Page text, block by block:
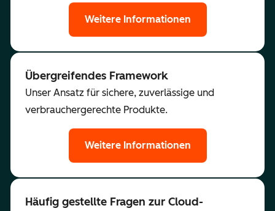
Weitere Informationen
Übergreifendes Framework
Unser Ansatz für sichere, zuverlässige und
verbrauchergerechte Produkte.
Weitere Informationen
Häufig gestellte Fragen zur Cloud-